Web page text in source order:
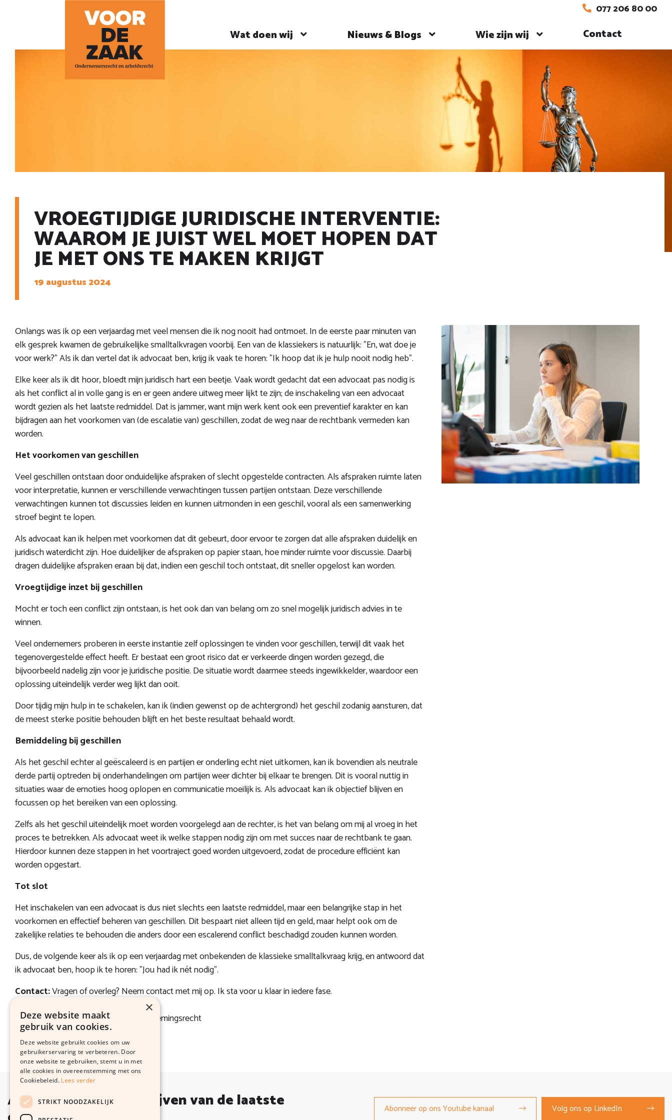
077 206 80 00
Wat doen wij Nieuws & Blogs Wie zijn wij Contact
VROEGTIJDIGE JURIDISCHE INTERVENTIE:
WAAROM JE JUIST WEL MOET HOPEN DAT
JE MET ONS TE MAKEN KRIJGT
19 augustus 2024
Onlangs was ik op een verjaardag met veel mensen die ik nog nooit had ontmoet. In de eerste paar minuten van
elk gesprek kwamen de gebruikelijke smalltalkvragen voorbij. Een van de klassiekers is natuurlijk: "En, wat doe je
voor werk?" Als ik dan vertel dat ik advocaat ben, krijg ik vaak te horen: "Ik hoop dat ik je hulp nooit nodig heb".
Elke keer als ik dit hoor, bloedt mijn juridisch hart een beetje. Vaak wordt gedacht dat een advocaat pas nodig is
als het conflict al in volle gang is en er geen andere uitweg meer lijkt te zijn; de inschakeling van een advocaat
wordt gezien als het laatste redmiddel. Dat is jammer, want mijn werk kent ook een preventief karakter en kan
bijdragen aan het voorkomen van (de escalatie van) geschillen, zodat de weg naar de rechtbank vermeden kan
worden.
Het voorkomen van geschillen
Veel geschillen ontstaan door onduidelijke afspraken of slecht opgestelde contracten. Als afspraken ruimte laten
voor interpretatie, kunnen er verschillende verwachtingen tussen partijen ontstaan. Deze verschillende
verwachtingen kunnen tot discussies leiden en kunnen uitmonden in een geschil, vooral als een samenwerking
stroef begint te lopen.
Als advocaat kan ik helpen met voorkomen dat dit gebeurt, door ervoor te zorgen dat alle afspraken duidelijk en
juridisch waterdicht zijn. Hoe duidelijker de afspraken op papier staan, hoe minder ruimte voor discussie. Daarbij
dragen duidelijke afspraken eraan bij dat, indien een geschil toch ontstaat, dit sneller opgelost kan worden.
Vroegtijdige inzet bij geschillen
Mocht er toch een conflict zijn ontstaan, is het ook dan van belang om zo snel mogelijk juridisch advies in te
winnen.
Veel ondernemers proberen in eerste instantie zelf oplossingen te vinden voor geschillen, terwijl dit vaak het
tegenovergestelde effect heeft. Er bestaat een groot risico dat er verkeerde dingen worden gezegd, die
bijvoorbeeld nadelig zijn voor je juridische positie. De situatie wordt daarmee steeds ingewikkelder, waardoor een
oplossing uiteindelijk verder weg lijkt dan ooit.
Door tijdig mijn hulp in te schakelen, kan ik (indien gewenst op de achtergrond) het geschil zodanig aansturen, dat
de meest sterke positie behouden blijft en het beste resultaat behaald wordt.
Bemiddeling bij geschillen
Als het geschil echter al geëscaleerd is en partijen er onderling echt niet uitkomen, kan ik bovendien als neutrale
derde partij optreden bij onderhandelingen om partijen weer dichter bij elkaar te brengen. Dit is vooral nuttig in
situaties waar de emoties hoog oplopen en communicatie moeilijk is. Als advocaat kan ik objectief blijven en
focussen op het bereiken van een oplossing.
Zelfs als het geschil uiteindelijk moet worden voorgelegd aan de rechter, is het van belang om mij al vroeg in het
proces te betrekken. Als advocaat weet ik welke stappen nodig zijn om met succes naar de rechtbank te gaan.
Hierdoor kunnen deze stappen in het voortraject goed worden uitgevoerd, zodat de procedure efficiënt kan
worden opgestart.
Tot slot
Het inschakelen van een advocaat is dus niet slechts een laatste redmiddel, maar een belangrijke stap in het
voorkomen en effectief beheren van geschillen. Dit bespaart niet alleen tijd en geld, maar helpt ook om de
zakelijke relaties te behouden die anders door een escalerend conflict beschadigd zouden kunnen worden.
Dus, de volgende keer als ik op een verjaardag met onbekenden de klassieke smalltalkvraag krijg, en antwoord dat
ik advocaat ben, hoop ik te horen: "Jou had ik nét nodig".
Contact:Vragen of overleg? Neem contact met mij op. Ik sta voor u klaar in iedere fase.
Rachelle van der Brug, advocaat ondernemingsrecht
Terug naar overzicht
Altijd op de hoogte blijven van de laatste Volg ons op LinkedIn
Abonneer op ons Youtube kanaal
×
Deze website maakt
gebruik van cookies.
Deze website gebruikt cookies om uw
gebruikerservaring te verbeteren. Door
onze website te gebruiken, stemt u in met
alle cookies in overeenstemming met ons
Cookiebeleid. Lees verder
STRIKT NOODZAKELIJK